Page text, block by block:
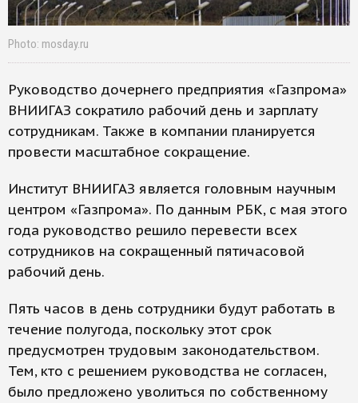
Photo: mosday.ru
Руководство дочернего предприятия «Газпрома»
ВНИИГАЗ сократило рабочий день и зарплату
сотрудникам. Также в компании планируется
провести масштабное сокращение.
​Институт ВНИИГАЗ является головным научным
центром «Газпрома». По данным РБК, с мая этого
года руководство решило перевести всех
сотрудников на сокращенный пятичасовой
рабочий день.
Пять часов в день сотрудники будут работать в
течение полугода, поскольку этот срок
предусмотрен трудовым законодательством.
Тем, кто с решением руководства не согласен,
было предложено уволиться по собственному